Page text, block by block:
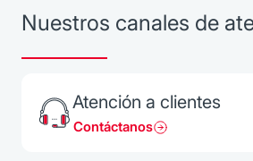
Nuestros canales de
Atención a clientes
Contáctanos